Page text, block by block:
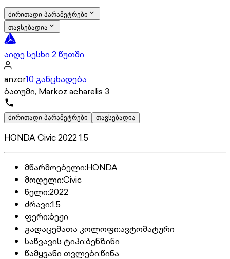
ძირითადი პარამეტრები
თავსებადია
აიღე სესხი 2 წუთში
anzor10 განცხადება
ბათუმი, Markoz acharelis 3
ძირითადი პარამეტრები თავსებადია
HONDA Civic 2022 1.5
მწარმოებელი:HONDA
მოდელი:Civic
წელი:2022
ძრავი:1.5
ფერი:ბეჟი
გადაცემათა კოლოფი:ავტომატური
საწვავის ტიპი:ბენზინი
წამყვანი თვლები:წინა